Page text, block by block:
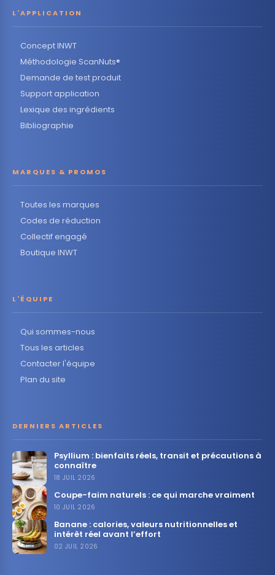
L'APPLICATION
Concept INWT
Méthodologie ScanNuts®
Demande de test produit
Support application
Lexique des ingrédients
Bibliographie
MARQUES & PROMOS
Toutes les marques
Codes de réduction
Collectif engagé
Boutique INWT
L'ÉQUIPE
Qui sommes-nous
Tous les articles
Contacter l'équipe
Plan du site
DERNIERS ARTICLES
Psyllium : bienfaits réels, transit et précautions à
connaître
18 JUIL 2026
Coupe-faim naturels : ce qui marche vraiment
10 JUIL 2026
Banane : calories, valeurs nutritionnelles et
intérêt réel avant l’effort
02 JUIL 2026